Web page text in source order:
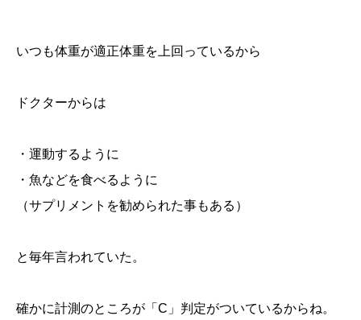
いつも体重が適正体重を上回っているから
ドクターからは
・運動するように
・魚などを食べるように
（サプリメントを勧められた事もある）
と毎年言われていた。
確かに計測のところが「C」判定がついているからね。